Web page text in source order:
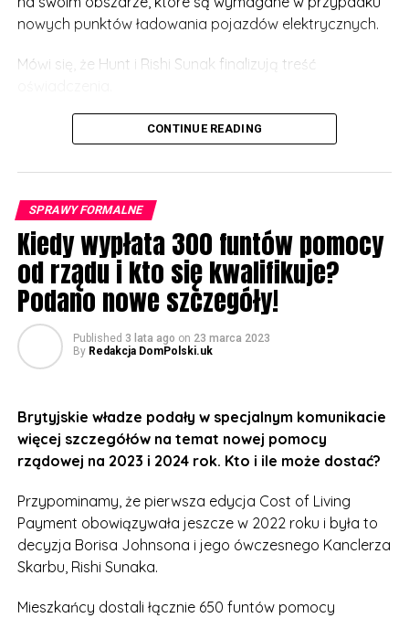
nowych punktów ładowania pojazdów elektrycznych.
Mówi się, że Hunt i Rishi Sunak finalizują treść
Rzecznik rządu powiedział: „Przyspieszając system
planowania – w tym budowę punktów ładowania
pojazdów elektrycznych – rozwiążemy jeden z
chcące inwestować w Wielkiej Brytanii”.
Departament odmówił ujawnienia, kto będzie płacił za
zniżki, ani podania jakichkolwiek szczegółów na temat
tego, jak blisko musiałyby się znajdować domy, aby
kwalifikować się do maksymalnej zniżki.
Co do innych punktów ogłaszanego niebawem
podatków. Dyskutowane są także zmiany w podatku
dochodowym, ubezpieczeniu społecznym, podatku od
spadków i podatkach od działalności gospodarczej.
CONTINUE READING
SPRAWY FORMALNE
Kiedy wypłata 300 funtów pomocy
od rządu i kto się kwalifikuje?
Podano nowe szczegóły!
Published 3 lata ago on 23 marca 2023
By Redakcja DomPolski.uk
Brytyjskie władze podały w specjalnym komunikacie
więcej szczegółów na temat nowej pomocy
rządowej na 2023 i 2024 rok. Kto i ile może dostać?
Przypominamy, że pierwsza edycja Cost of Living
Payment obowiązywała jeszcze w 2022 roku i była to
decyzja Borisa Johnsona i jego ówczesnego Kanclerza
Skarbu, Rishi Sunaka.
Mieszkańcy dostali łącznie 650 funtów pomocy